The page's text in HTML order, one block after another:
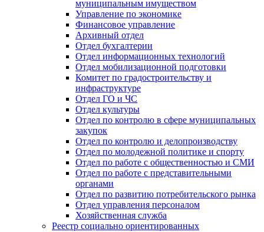
муниципальным имуществом
Управление по экономике
Финансовое управление
Архивный отдел
Отдел бухгалтерии
Отдел информационных технологий
Отдел мобилизационной подготовки
Комитет по градостроительству и
инфраструктуре
Отдел ГО и ЧС
Отдел культуры
Отдел по контролю в сфере муниципальных
закупок
Отдел по контролю и делопроизводству
Отдел по молодежной политике и спорту
Отдел по работе с общественностью и СМИ
Отдел по работе с представительными
органами
Отдел по развитию потребительского рынка
Отдел управления персоналом
Хозяйственная служба
Реестр социально ориентированных